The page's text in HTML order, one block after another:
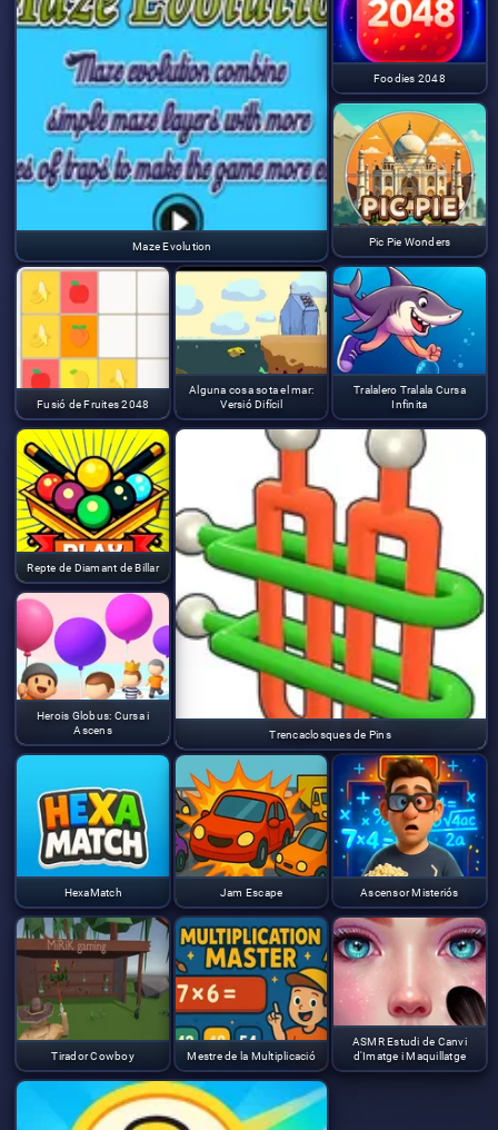
Maze Evolution
Foodies 2048
Pic Pie Wonders
Fusió de Fruites 2048
Alguna cosa sota el mar:
Versió Difícil
Tralalero Tralala Cursa
Infinita
Repte de Diamant de Billar
Trencaclosques de Pins
Herois Globus: Cursa i
Ascens
HexaMatch Jam Escape Ascensor Misteriós
Tirador Cowboy Mestre de la Multiplicació
ASMR Estudi de Canvi
d'Imatge i Maquillatge